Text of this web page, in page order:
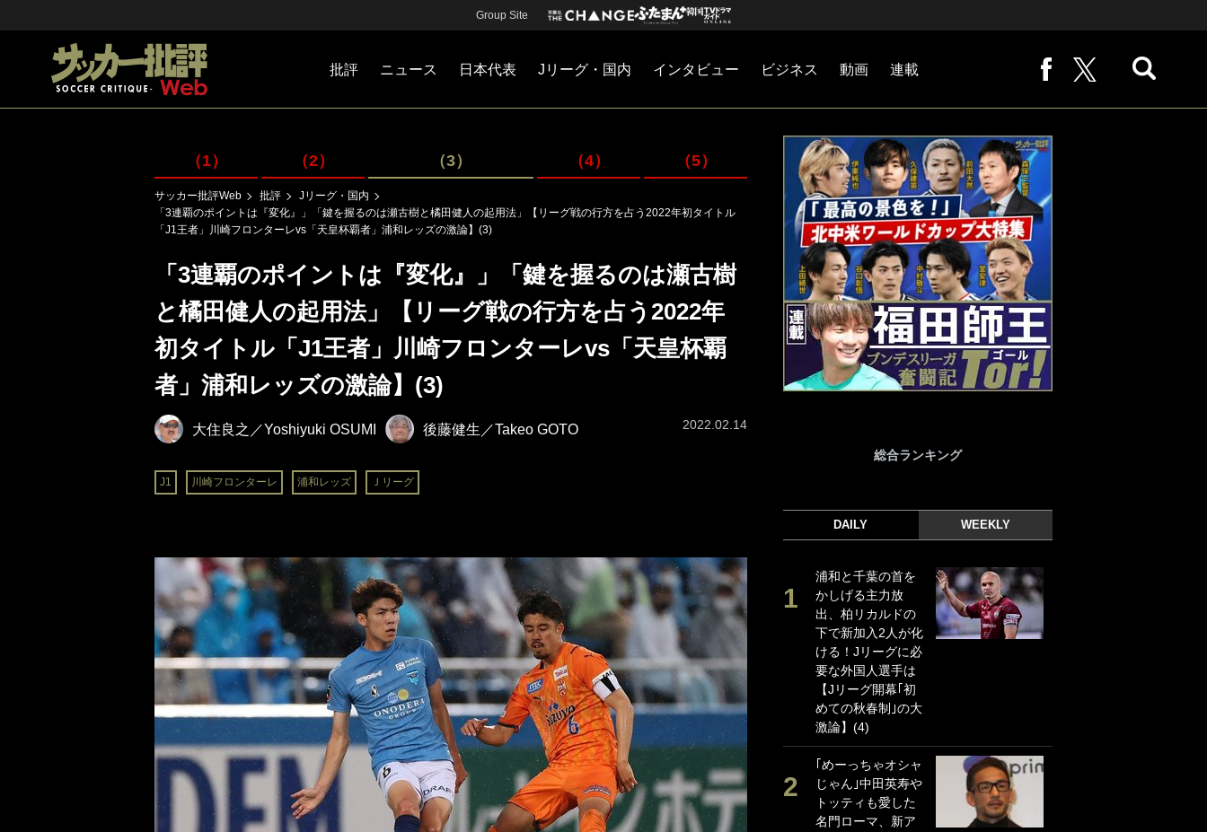
Group Site
批評 ニュース 日本代表 Jリーグ・国内 インタビュー ビジネス 動画 連載
（1） （2） （3） （4） （5）
サッカー批評Web 批評
Jリーグ・国内
「3連覇のポイントは『変化』」「鍵を握るのは瀬古樹と橘田健人の起用法」【リーグ戦の行方を占う2022年初タイトル
「J1王者」川崎フロンターレvs「天皇杯覇者」浦和レッズの激論】(3)
「3連覇のポイントは『変化』」「鍵を握るのは瀬古樹
と橘田健人の起用法」【リーグ戦の行方を占う2022年
初タイトル「J1王者」川崎フロンターレvs「天皇杯覇
者」浦和レッズの激論】(3)
大住良之／Yoshiyuki OSUMI 後藤健生／Takeo GOTO
J1 川崎フロンターレ 浦和レッズ Ｊリーグ
2022.02.14
総合ランキング
DAILY WEEKLY
浦和と千葉の首を
かしげる主力放
出、柏リカルドの
下で新加入2人が化
ける！Jリーグに必
要な外国人選手は
【Jリーグ開幕｢初
めての秋春制｣の大
激論】(4)
｢めーっちゃオシャ
じゃん｣中田英寿や
トッティも愛した
名門ローマ、新ア